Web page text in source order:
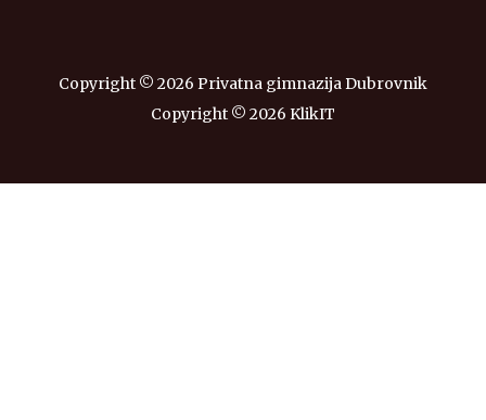
Copyright © 2026 Privatna gimnazija Dubrovnik
Copyright © 2026 KlikIT